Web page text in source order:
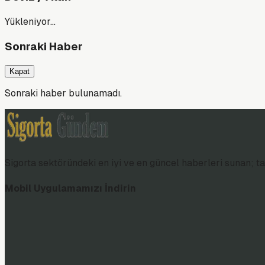
Yükleniyor…
Sonraki Haber
Kapat
Sonraki haber bulunamadı.